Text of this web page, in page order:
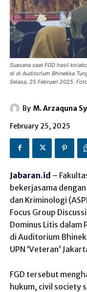
Suasana saat FGD hasil
di di Auditorium Bhinekka
Selasa, 25 Februari 2025.
By M. Arzaquna
February 25, 2025
Jabaran.id –
bekerjasama
dan Kriminologi
Focus Group
Dominus Litis dalam
di Auditorium
UPN ‘Veteran’
FGD tersebut
hukum, civil society